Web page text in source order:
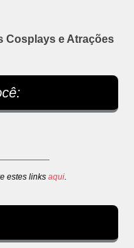
Cosplays e Atrações
estes links aqui.